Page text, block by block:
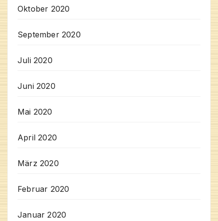
Oktober 2020
September 2020
Juli 2020
Juni 2020
Mai 2020
April 2020
März 2020
Februar 2020
Januar 2020